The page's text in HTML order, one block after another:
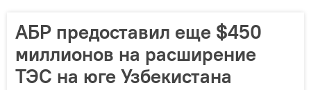
АБР предоставил еще $450
миллионов на расширение
ТЭС на юге Узбекистана